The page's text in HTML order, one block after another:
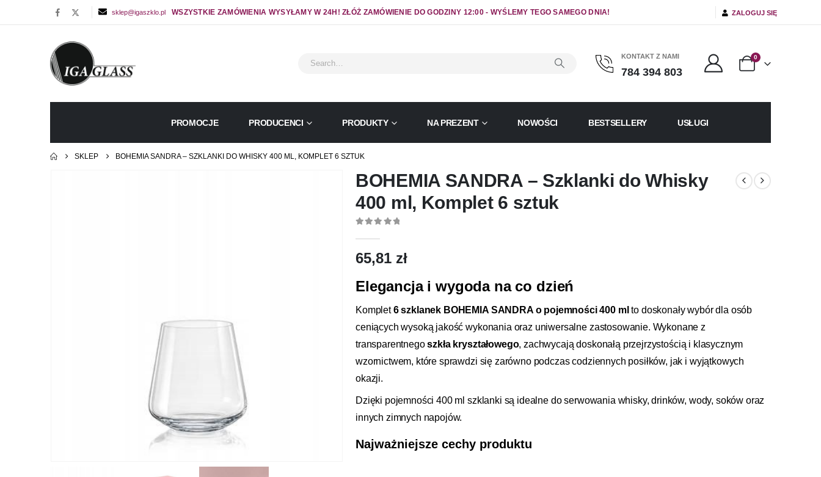
sklep@igaszklo.pl WSZYSTKIE ZAMÓWIENIA WYSYŁAMY W 24H! ZŁÓŻ ZAMÓWIENIE DO GODZINY 12:00 - WYŚLEMY TEGO SAMEGO DNIA! ZALOGUJ SIĘ
KONTAKT Z NAMI
784 394 803
0
PROMOCJE PRODUCENCI PRODUKTY NA PREZENT NOWOŚCI BESTSELLERY USŁUGI
SKLEP BOHEMIA SANDRA – SZKLANKI DO WHISKY 400 ML, KOMPLET 6 SZTUK
BOHEMIA SANDRA – Szklanki do Whisky
400 ml, Komplet 6 sztuk
65,81 zł
Elegancja i wygoda na co dzień
Komplet6 szklanek BOHEMIA SANDRA o pojemności 400 ml to doskonały wybór dla osób
ceniących wysoką jakość wykonania oraz uniwersalne zastosowanie. Wykonane z
transparentnegoszkła kryształowego, zachwycają doskonałą przejrzystością i klasycznym
wzornictwem, które sprawdzi się zarówno podczas codziennych posiłków, jak i wyjątkowych
okazji.
Dzięki pojemności 400 ml szklanki są idealne do serwowania whisky, drinków, wody, soków oraz
innych zimnych napojów.
Najważniejsze cechy produktu